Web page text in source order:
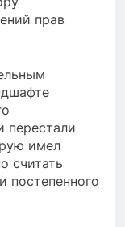
прав
перестали
имел
считать
постепенного